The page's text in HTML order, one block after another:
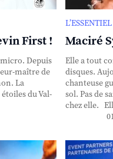
First !
Depuis
maître de
La
du Val-
L’ESSENTIEL
Maciré
Elle a tout
disques.
chanteuse
sol. Pas de
chez elle.